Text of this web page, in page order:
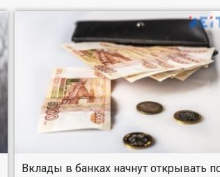
Вклады в банках начнут открывать